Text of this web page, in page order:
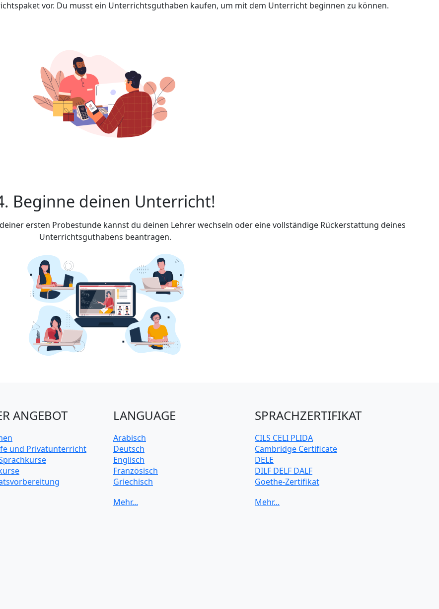
vor. Du musst ein Unterrichtsguthaben kaufen, um mit dem Unterricht beginnen zu können.
Beginne deinen Unterricht!
ersten Probestunde kannst du deinen Lehrer wechseln oder eine vollständige Rückerstattung deines
Unterrichtsguthabens beantragen.
ANGEBOT
und Privatunterricht
LANGUAGE
Arabisch
Deutsch
Englisch
Französisch
Griechisch
Japanisch
SPRACHZERTIFIKAT
CILS CELI PLIDA
Cambridge Certificate
DELE
DILF DELF DALF
Goethe-Zertifikat
TELC